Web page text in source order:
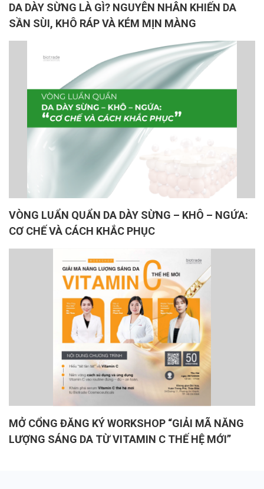
DA DÀY SỪNG LÀ GÌ? NGUYÊN NHÂN KHIẾN DA
SẦN SÙI, KHÔ RÁP VÀ KÉM MỊN MÀNG
VÒNG LUẨN QUẨN DA DÀY SỪNG – KHÔ – NGỨA:
CƠ CHẾ VÀ CÁCH KHẮC PHỤC
MỞ CỔNG ĐĂNG KÝ WORKSHOP “GIẢI MÃ NĂNG
LƯỢNG SÁNG DA TỪ VITAMIN C THẾ HỆ MỚI”